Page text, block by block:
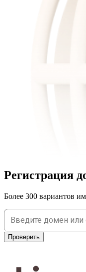
Регистрация
Более 300 вариантов
Проверить